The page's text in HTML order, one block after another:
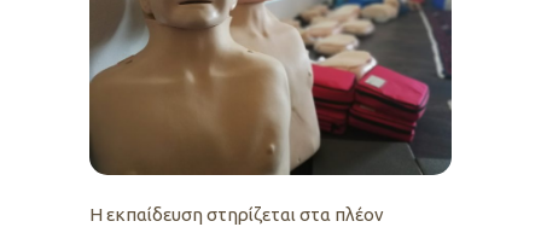
Η εκπαίδευση στηρίζεται στα πλέον